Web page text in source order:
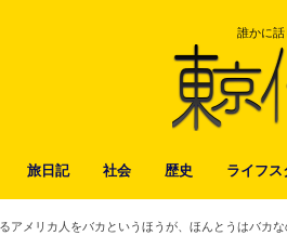
誰かに話
旅日記 社会 歴史 ライフス
アメリカ人をバカというほうが、ほんとうはバカ